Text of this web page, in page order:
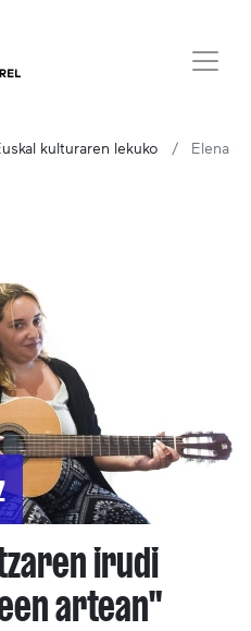
kulturaren lekuko
Elena
irudi
artean"